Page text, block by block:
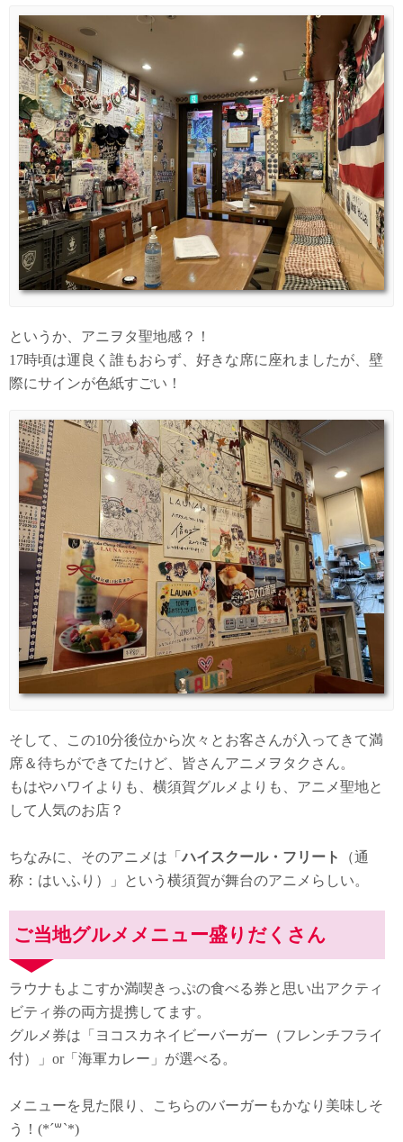
というか、アニヲタ聖地感？！
17時頃は運良く誰もおらず、好きな席に座れましたが、壁
際にサインが色紙すごい！
そして、この10分後位から次々とお客さんが入ってきて満
席＆待ちができてたけど、皆さんアニメヲタクさん。
もはやハワイよりも、横須賀グルメよりも、アニメ聖地と
して人気のお店？
ちなみに、そのアニメは「ハイスクール・フリート
（通
称：はいふり）」という横須賀が舞台のアニメらしい。
ご当地グルメメニュー盛りだくさん
ラウナもよこすか満喫きっぷの食べる券と思い出アクティ
ビティ券の両方提携してます。
グルメ券は「ヨコスカネイビーバーガー（フレンチフライ
付）」or「海軍カレー」が選べる。
メニューを見た限り、こちらのバーガーもかなり美味しそ
う！(*´꒳`*)